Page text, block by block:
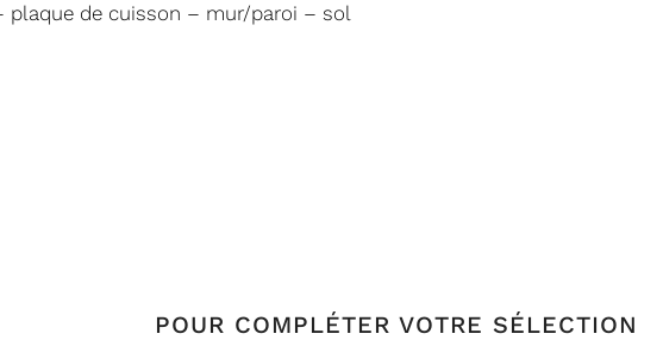
plaque de cuisson – mur/paroi – sol
POUR COMPLÉTER VOTRE SÉLECTION